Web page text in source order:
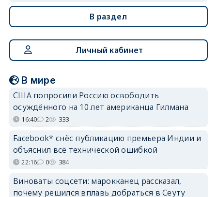
В раздел
Личный кабинет
В мире
США попросили Россию освободить
осуждённого на 10 лет американца Гилмана
16:40 2 333
Facebook* снёс публикацию премьера Индии и
объяснил всё технической ошибкой
22:16 0 384
Виноваты соцсети: марокканец рассказал,
почему решился вплавь добраться в Сеуту